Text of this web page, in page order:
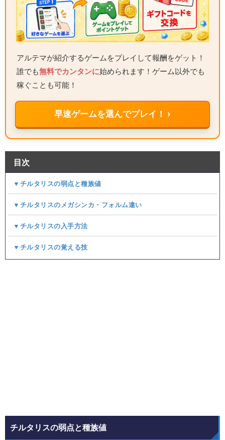
アルテマが紹介するゲームをプレイして報酬をゲット！
誰でも無料でカンタンに始められます！ゲーム以外でも
稼ぐことも可能！
早速ゲームを選んでプレイ！ ›
目次
▼チルタリスの弱点と種族値
▼チルタリスのメガシンカ・フォルム違い
▼チルタリスの入手方法
▼チルタリスの覚える技
チルタリスの弱点と種族値